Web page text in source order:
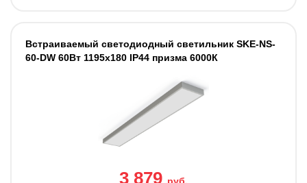
Встраиваемый светодиодный светильник SKE-NS-
60-DW 60Вт 1195x180 IP44 призма 6000К
3 879